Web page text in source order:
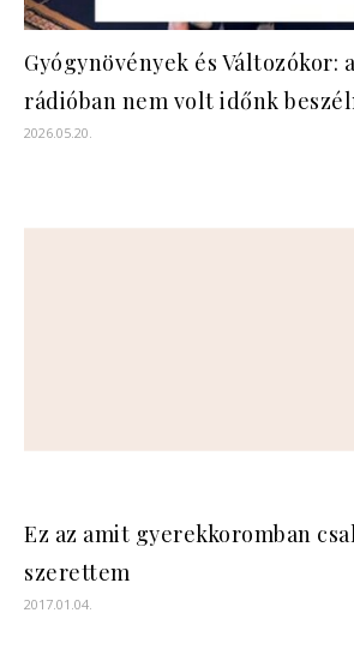
Gyógynövények és Változókor:
rádióban nem volt időnk
2026.05.20.
Ez az amit gyerekkoromban
szerettem
2017.01.04.